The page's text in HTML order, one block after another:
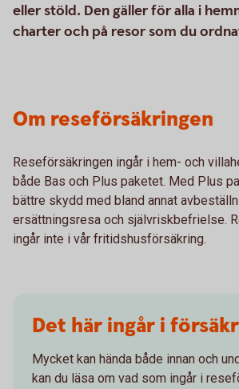
eller stöld. Den gäller för alla i
charter och på resor som du
Om reseförsäkringen
Reseförsäkringen ingår i hem- och
både Bas och Plus paketet. Med Plus
bättre skydd med bland annat
ersättningsresa och självriskbefrielse.
ingår inte i vår fritidshusförsäkring.
Det här ingår i
Mycket kan hända både innan och
kan du läsa om vad som ingår i